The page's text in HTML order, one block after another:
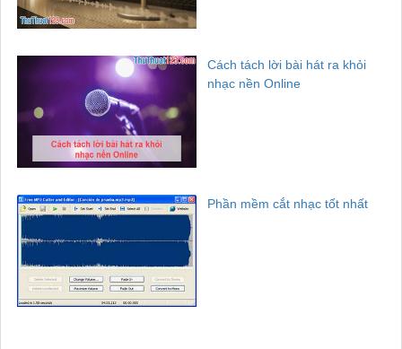
Cách tách lời bài hát ra khỏi
nhạc nền Online
Phần mềm cắt nhạc tốt nhất